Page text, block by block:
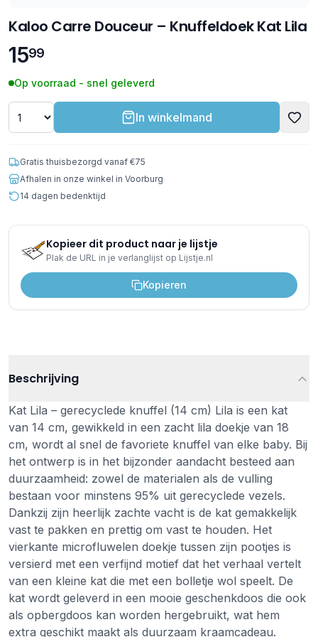
Kaloo Carre Douceur – Knuffeldoek Kat Lila
1599
Op voorraad - snel geleverd
In winkelmand
Gratis thuisbezorgd vanaf €75
Afhalen in onze winkel in Voorburg
14 dagen bedenktijd
Kopieer dit product naar je lijstje
Plak de URL in je verlanglijst op Lijstje.nl
Kopieren
Beschrijving
Kat Lila – gerecyclede knuffel (14 cm) Lila is een kat
van 14 cm, gewikkeld in een zacht lila doekje van 18
cm, wordt al snel de favoriete knuffel van elke baby. Bij
het ontwerp is in het bijzonder aandacht besteed aan
duurzaamheid: zowel de materialen als de vulling
bestaan voor minstens 95% uit gerecyclede vezels.
Dankzij zijn heerlijk zachte vacht is de kat gemakkelijk
vast te pakken en prettig om vast te houden. Het
vierkante microfluwelen doekje tussen zijn pootjes is
versierd met een verfijnd motief dat het verhaal vertelt
van een kleine kat die met een bolletje wol speelt. De
kat wordt geleverd in een mooie geschenkdoos die ook
als opbergdoos kan worden hergebruikt, wat hem
extra geschikt maakt als duurzaam kraamcadeau.